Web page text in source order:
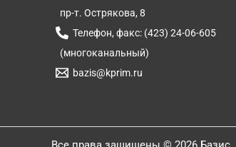
пр-т. Острякова, 8
Телефон, факс: (423) 24-06-605
(многоканальный)
bazis@kprim.ru